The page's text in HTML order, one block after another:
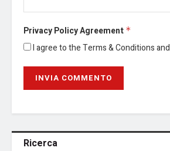
Privacy Policy Agreement *
I agree to the Terms & Conditions and
Ricerca